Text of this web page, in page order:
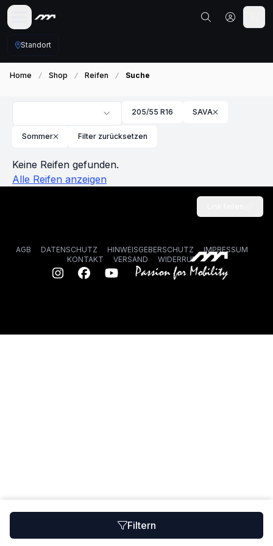
Standort
Home Shop Reifen Suche
Filtern
205/55 R16 SAVA
Sommer Filter zurücksetzen
Keine Reifen gefunden.
Alle Reifen anzeigen
AGB DATENSCHUTZ HINWEISGEBERSCHUTZ
IMPRESSUM
KONTAKT
VERSAND WIDERRUF